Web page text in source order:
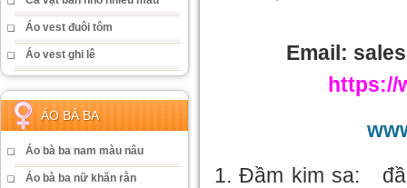
Áo vest đuôi tôm
Áo vest ghi lê
ÁO BÀ BA
Áo bà ba nam màu nâu
Áo bà ba nữ khăn rằn
Email:
https://
1. Đầm kim sa: